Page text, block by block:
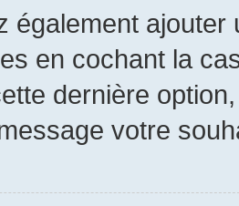
également
en cochant la
dernière
votre